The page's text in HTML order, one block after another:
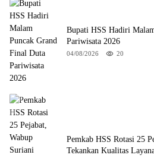
Bupati HSS Hadiri
Pariwisata 2026
04/08/2026 20
Pemkab HSS Rotasi 25
Tekankan Kualitas